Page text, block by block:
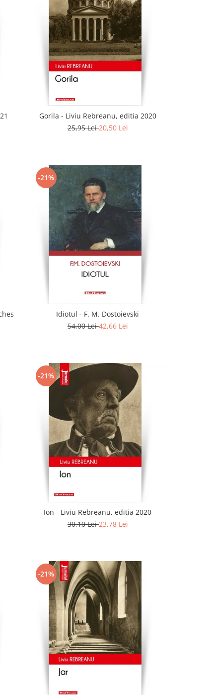
Gorila - Liviu Rebreanu, editia 2020
25,95 Lei20,50 Lei
-21%
Idiotul - F. M. Dostoievski
54,00 Lei42,66 Lei
-21%
Ion - Liviu Rebreanu, editia 2020
30,10 Lei23,78 Lei
-21%